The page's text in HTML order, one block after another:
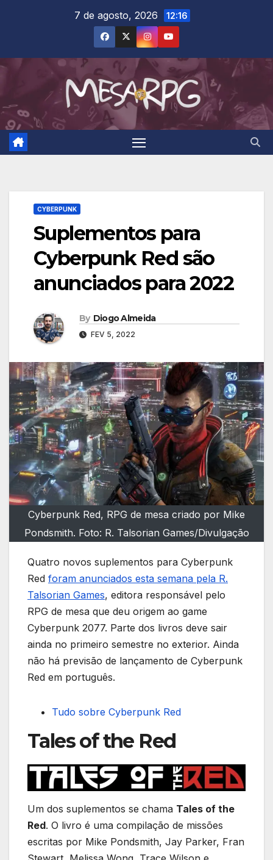
7 de agosto, 2026 12:16
CYBERPUNK
Suplementos para
Cyberpunk Red são
anunciados para 2022
By Diogo Almeida
FEV 5, 2022
Cyberpunk Red, RPG de mesa criado por Mike
Pondsmith. Foto: R. Talsorian Games/Divulgação
Quatro novos suplementos para Cyberpunk
Red foram anunciados esta semana pela R.
Talsorian Games, editora responsável pelo
RPG de mesa que deu origem ao game
Cyberpunk 2077. Parte dos livros deve sair
ainda no primeiro semestre no exterior. Ainda
não há previsão de lançamento de Cyberpunk
Red em português.
Tudo sobre Cyberpunk Red
Tales of the Red
Um dos suplementos se chama Tales of the
Red. O livro é uma compilação de missões
escritas por Mike Pondsmith, Jay Parker, Fran